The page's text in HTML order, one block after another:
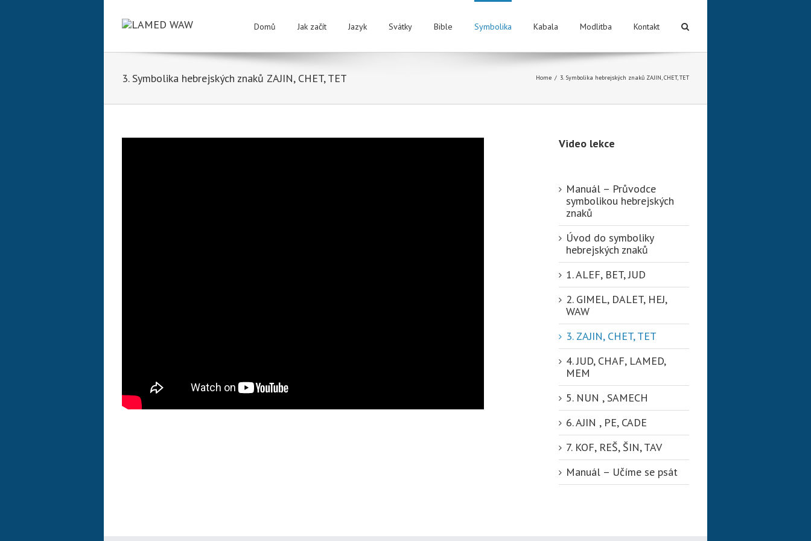
Domů Jak začít Jazyk Svátky Bible Symbolika Kabala Modlitba Kontakt
3. Symbolika hebrejských znaků ZAJIN, CHET, TET Home / 3. Symbolika hebrejských znaků ZAJIN, CHET, TET
Video lekce
Manuál – Průvodce
symbolikou hebrejských
znaků
Úvod do symboliky
hebrejských znaků
1. ALEF, BET, JUD
2. GIMEL, DALET, HEJ,
WAW
3. ZAJIN, CHET, TET
4. JUD, CHAF, LAMED,
MEM
5. NUN , SAMECH
6. AJIN , PE, CADE
7. KOF, REŠ, ŠIN, TAV
Manuál – Učíme se psát